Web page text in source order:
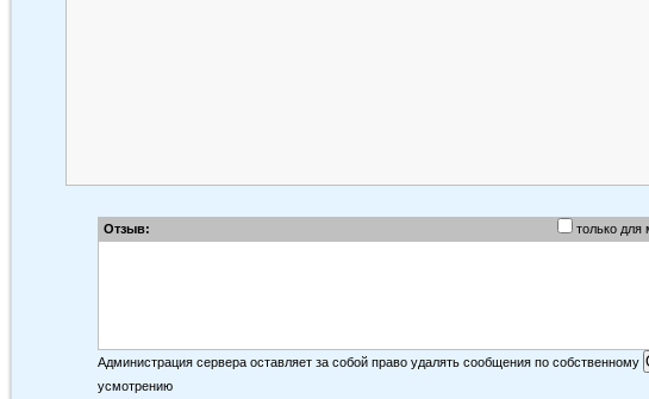
Отзыв: только для
Администрация сервера оставляет за собой право удалять сообщения по собственному
усмотрению